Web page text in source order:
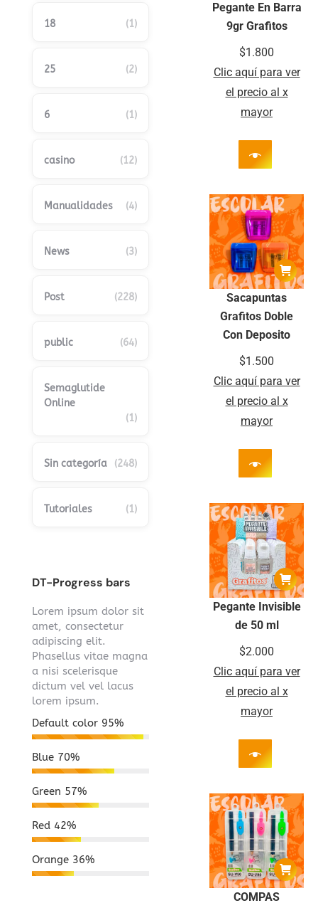
Pegante En Barra
9gr Grafitos
$1.800
Clic aquí para ver
el precio al x
mayor
Sacapuntas
Grafitos Doble
Con Deposito
$1.500
Clic aquí para ver
el precio al x
mayor
Pegante Invisible
de 50 ml
$2.000
Clic aquí para ver
el precio al x
mayor
COMPAS
18 (1)
25 (2)
6 (1)
casino (12)
Manualidades (4)
News (3)
Post (228)
public (64)
Semaglutide
Online
(1)
Sin categoría (248)
Tutoriales (1)
DT-Progress bars
Lorem ipsum dolor sit
amet, consectetur
adipiscing elit.
Phasellus vitae magna
a nisi scelerisque
dictum vel vel lacus
lorem ipsum.
Default color 95%
Blue 70%
Green 57%
Red 42%
Orange 36%